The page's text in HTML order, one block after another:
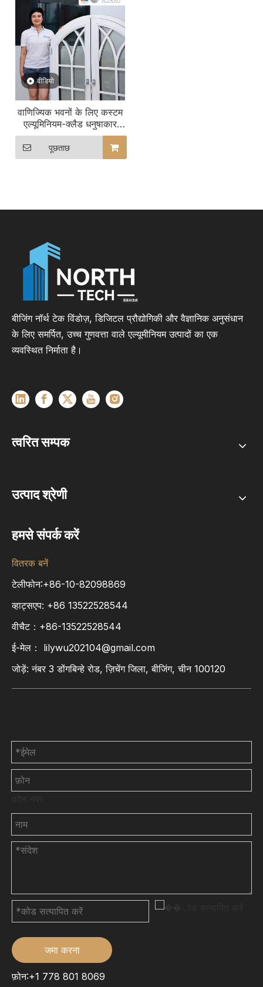
वीडियो
वाणिज्यिक भवनों के लिए कस्टम
एल्यूमिनियम-क्लैड धनुषाकार
लकड़ी की खिड़कियां हमारे
डिजाइनों का अन्वेषण करें
पूछताछ
बीजिंग नॉर्थ टेक विंडोज़, डिजिटल प्रौद्योगिकी और वैज्ञानिक अनुसंधान
के लिए समर्पित, उच्च गुणवत्ता वाले एल्यूमीनियम उत्पादों का एक
व्यवस्थित निर्माता है।
त्वरित सम्पक
उत्पाद श्रेणी
हमसे संपर्क करें
वितरक बनें
टेलीफोन:+86-10-82098869
व्हाट्सएप: +86 13522528544
वीचैट：+86-13522528544
ई-मेल： lilywu202104@gmail.com
जोड़ें: नंबर 3 डोंगबिन्हे रोड, ज़िचेंग जिला, बीजिंग, चीन 100120
जमा करना
फ़ोन:+1 778 801 8069